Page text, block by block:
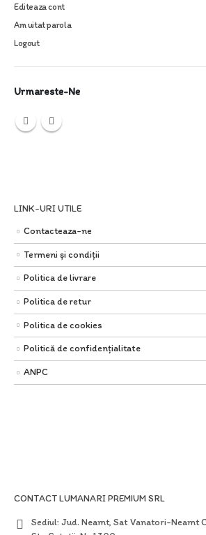
Editeaza cont
Am uitat parola
Logout
Urmareste-Ne
LINK-URI UTILE
Contacteaza-ne
Termeni și condiții
Politica de livrare
Politica de retur
Politica de cookies
Politică de confidențialitate
ANPC
CONTACT LUMANARI PREMIUM SRL
Sediul: Jud. Neamt, Sat Vanatori-Neamt